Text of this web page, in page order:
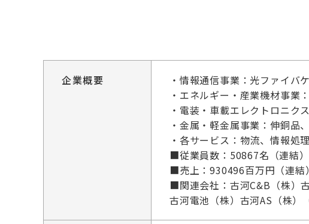
企業概要
・情報通信事業：光ファイバ
・エネルギー・産業機材事業
・電装・車載エレクトロニク
・金属・軽金属事業：伸銅品
・各サービス：物流、情報処
■従業員数：50867名（連結）
■売上：930496百万円（連結
■関連会社：古河C&B（株）
古河電池（株）古河AS（株）